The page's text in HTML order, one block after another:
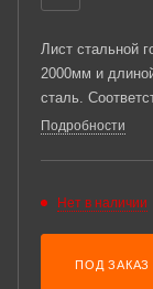
Лист стальной
2000мм и
сталь.
Подробности
Нет в наличии
ПОД ЗАКАЗ